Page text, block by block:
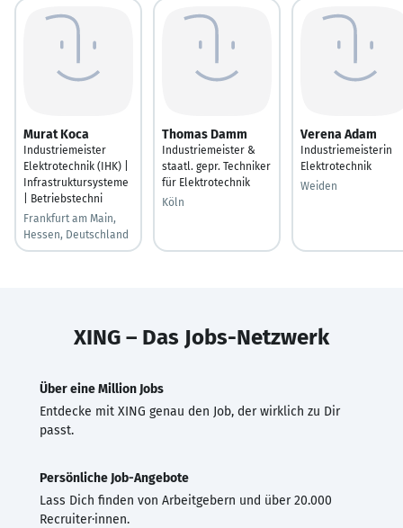
Murat Koca
Industriemeister
Elektrotechnik (IHK) |
Infrastruktursysteme
| Betriebstechni
Frankfurt am Main,
Hessen, Deutschland
Thomas Damm
Industriemeister &
staatl. gepr. Techniker
für Elektrotechnik
Köln
Verena Adam
Industriemeisterin
Elektrotechnik
Weiden
XING – Das Jobs-Netzwerk
Über eine Million Jobs
Entdecke mit XING genau den Job, der wirklich zu Dir
passt.
Persönliche Job-Angebote
Lass Dich finden von Arbeitgebern und über 20.000
Recruiter·innen.